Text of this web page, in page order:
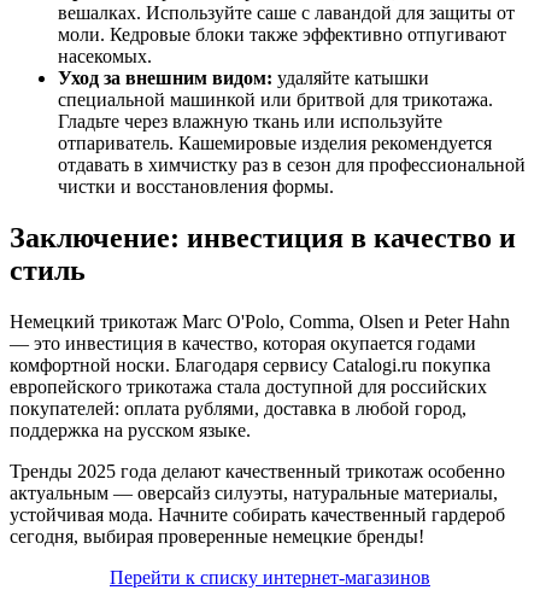
вешалках. Используйте саше с лавандой для защиты от
моли. Кедровые блоки также эффективно отпугивают
насекомых.
Уход за внешним видом: удаляйте катышки
специальной машинкой или бритвой для трикотажа.
Гладьте через влажную ткань или используйте
отпариватель. Кашемировые изделия рекомендуется
отдавать в химчистку раз в сезон для профессиональной
чистки и восстановления формы.
Заключение: инвестиция в качество и
стиль
Немецкий трикотаж Marc O'Polo, Comma, Olsen и Peter Hahn
— это инвестиция в качество, которая окупается годами
комфортной носки. Благодаря сервису Catalogi.ru покупка
европейского трикотажа стала доступной для российских
покупателей: оплата рублями, доставка в любой город,
поддержка на русском языке.
Тренды 2025 года делают качественный трикотаж особенно
актуальным — оверсайз силуэты, натуральные материалы,
устойчивая мода. Начните собирать качественный гардероб
сегодня, выбирая проверенные немецкие бренды!
Перейти к списку интернет-магазинов